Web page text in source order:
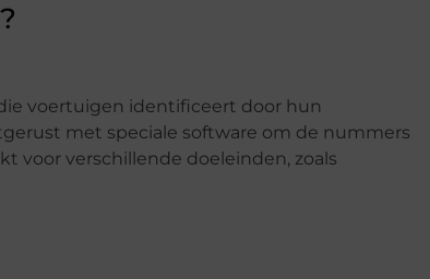
voertuigen identificeert door hun
met speciale software om de nummers
voor verschillende doeleinden, zoals